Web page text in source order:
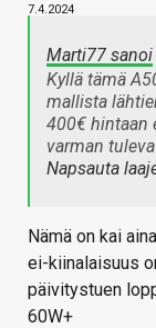
7.4.2024
Marti77 sanoi
Kyllä tämä
mallista
400€ hintaan
varman
Napsauta
Nämä on kai
ei-kiinalaisuus
päivitystuen
60W+